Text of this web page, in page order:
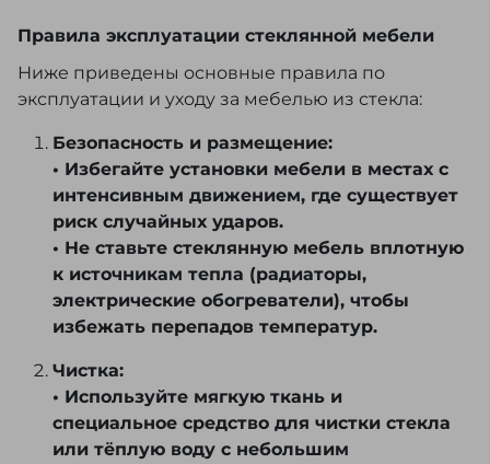
Правила эксплуатации стеклянной мебели
Ниже приведены основные правила по
эксплуатации и уходу за мебелью из стекла:
Безопасность и размещение:
• Избегайте установки мебели в местах с
интенсивным движением, где существует
риск случайных ударов.
• Не ставьте стеклянную мебель вплотную
к источникам тепла (радиаторы,
электрические обогреватели), чтобы
избежать перепадов температур.
Чистка:
• Используйте мягкую ткань и
специальное средство для чистки стекла
или тёплую воду с небольшим